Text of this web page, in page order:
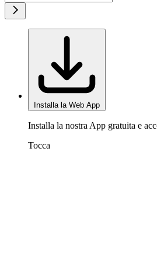
Installa la Web App
Installa la nostra App gratuita e
Tocca